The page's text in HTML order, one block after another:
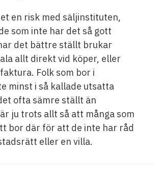
en risk med säljinstituten,
som inte har det så gott
det bättre ställt brukar
allt direkt vid köper, eller
Folk som bor i
minst i så kallade utsatta
ofta sämre ställt än
ju trots allt så att många som
bor där för att de inte har råd
eller en villa.